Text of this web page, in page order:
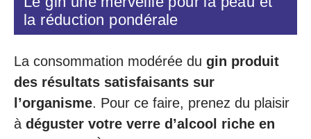
la réduction pondérale
La consommation modérée du gin produit
des résultats satisfaisants sur
l’organisme. Pour ce faire, prenez du plaisir
à déguster votre verre d’alcool riche en